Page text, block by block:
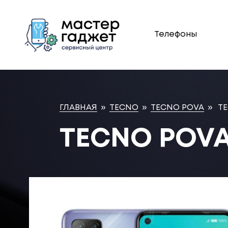
Телефоны
ГЛАВНАЯ » TECNO » TECNO POVA »
TECNO